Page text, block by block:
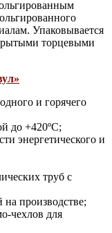
Упаковывается
торцевыми
и горячего
до +420ºС;
энергетического и
труб с
производстве;
чехлов для